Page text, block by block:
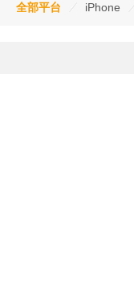
全部平台 iPhone